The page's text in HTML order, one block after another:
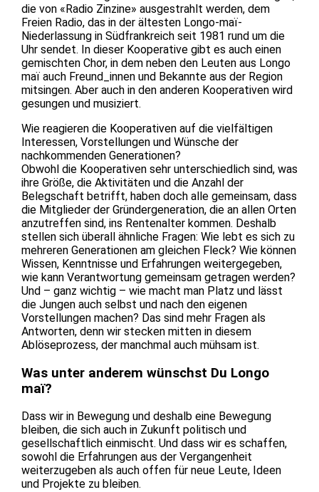
die von «Radio Zinzine» ausgestrahlt werden, dem
Freien Radio, das in der ältesten Longo-maï-
Niederlassung in Südfrankreich seit 1981 rund um die
Uhr sendet. In dieser Kooperative gibt es auch einen
gemischten Chor, in dem neben den Leuten aus Longo
maï auch Freund_innen und Bekannte aus der Region
mitsingen. Aber auch in den anderen Kooperativen wird
gesungen und musiziert.
Wie reagieren die Kooperativen auf die vielfältigen
Interessen, Vorstellungen und Wünsche der
nachkommenden Generationen?
Obwohl die Kooperativen sehr unterschiedlich sind, was
ihre Größe, die Aktivitäten und die Anzahl der
Belegschaft betrifft, haben doch alle gemeinsam, dass
die Mitglieder der Gründergeneration, die an allen Orten
anzutreffen sind, ins Rentenalter kommen. Deshalb
stellen sich überall ähnliche Fragen: Wie lebt es sich zu
mehreren Generationen am gleichen Fleck? Wie können
Wissen, Kenntnisse und Erfahrungen weitergegeben,
wie kann Verantwortung gemeinsam getragen werden?
Und – ganz wichtig – wie macht man Platz und lässt
die Jungen auch selbst und nach den eigenen
Vorstellungen machen? Das sind mehr Fragen als
Antworten, denn wir stecken mitten in diesem
Ablöseprozess, der manchmal auch mühsam ist.
Was unter anderem wünschst Du Longo
maï?
Dass wir in Bewegung und deshalb eine Bewegung
bleiben, die sich auch in Zukunft politisch und
gesellschaftlich einmischt. Und dass wir es schaffen,
sowohl die Erfahrungen aus der Vergangenheit
weiterzugeben als auch offen für neue Leute, Ideen
und Projekte zu bleiben.